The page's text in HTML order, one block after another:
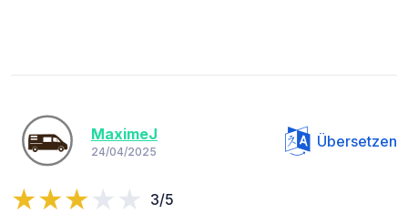
MaximeJ
24/04/2025
Übersetzen
3/5